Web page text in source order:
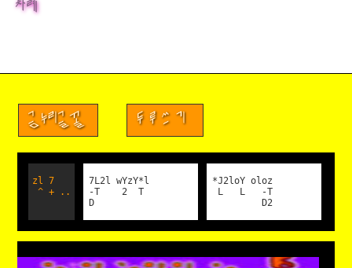
차례
금누리글꼴 두루쓰기
zl 7
^ + ..
7L2l wYzY*l
-T 2 T
D
*J2loY oloz
L L -T
D2